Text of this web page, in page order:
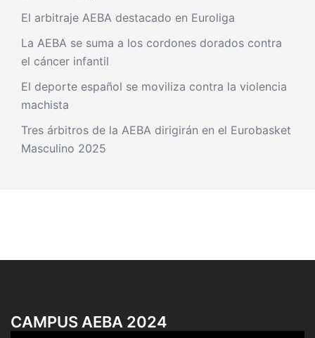
El arbitraje AEBA destacado en Euroliga
La AEBA se suma a los cordones dorados contra
el cáncer infantil
El deporte español se moviliza contra la violencia
machista
Tres árbitros de la AEBA dirigirán en el Eurobasket
Masculino 2025
CAMPUS AEBA 2024